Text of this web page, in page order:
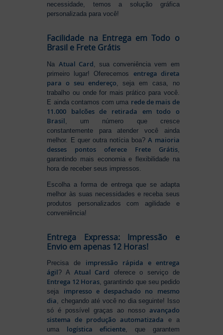
necessidade, temos a solução gráfica
personalizada para você!
Facilidade na Entrega em Todo o
Brasil e Frete Grátis
Na Atual Card , sua conveniência vem em
primeiro lugar! Oferecemos entrega direta
para o seu endereço , seja em casa, no
trabalho ou onde for mais prático para você.
E ainda contamos com uma rede de mais de
11.000 balcões de retirada em todo o
Brasil , um número que cresce
constantemente para atender você ainda
melhor. E quer outra notícia boa?A maioria
desses pontos oferece Frete Grátis,
garantindo mais economia e flexibilidade na
hora de receber seus impressos.
Escolha a forma de entrega que se adapta
melhor às suas necessidades e receba seus
produtos personalizados com agilidade e
conveniência!
Entrega Expressa: Impressão e
Envio em apenas 12 Horas!
Precisa de impressão rápida e entrega
ágil? A Atual Card oferece o serviço de
Entrega 12 Horas, garantindo que seu pedido
seja impresso e despachado no mesmo
dia, chegando até você no dia seguinte! Isso
só é possível graças ao nosso avançado
sistema de produção automatizada e a
uma logística eficiente, que garantem